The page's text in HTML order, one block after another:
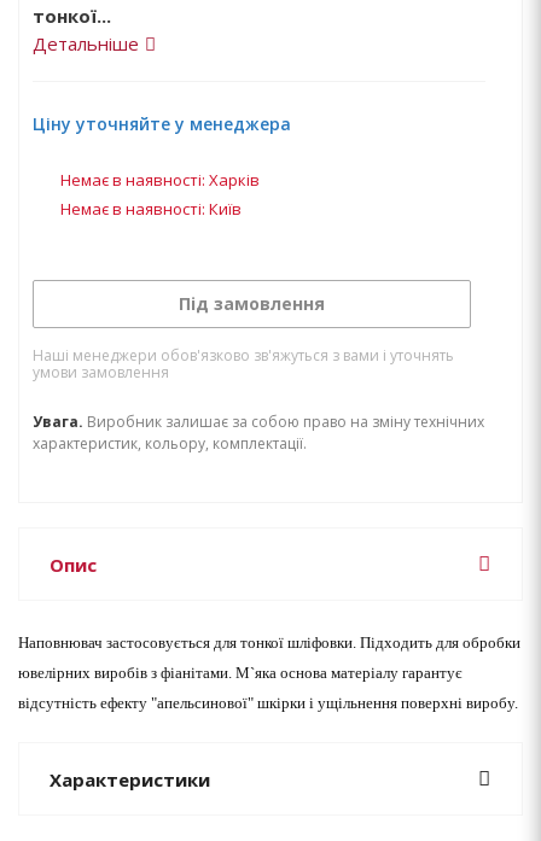
тонкої...
Детальніше
Ціну уточняйте у менеджера
Немає в наявності: Харків
Немає в наявності: Київ
Під замовлення
Наші менеджери обов'язково зв'яжуться з вами і уточнять
умови замовлення
Увага. Виробник залишає за собою право на зміну технічних
характеристик, кольору, комплектації.
Опис
Наповнювач застосовується для тонкої шліфовки. Підходить для обробки
ювелірних виробів з фіанітами. М`яка основа матеріалу гарантує
відсутність ефекту "апельсинової" шкірки і ущільнення поверхні виробу.
Характеристики